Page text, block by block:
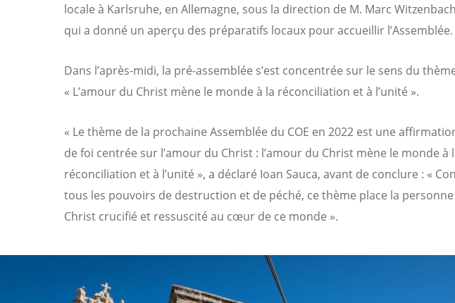
locale à Karlsruhe, en Allemagne, sous la direction de M. Marc
qui a donné un aperçu des préparatifs locaux pour accueillir l’Assemblée.
Dans l’après-midi, la pré-assemblée s’est concentrée sur le sens du
« L’amour du Christ mène le monde à la réconciliation et à l’unité ».
« Le thème de la prochaine Assemblée du COE en 2022 est une
de foi centrée sur l’amour du Christ : l’amour du Christ mène le monde à
réconciliation et à l’unité », a déclaré Ioan Sauca, avant de conclure : «
tous les pouvoirs de destruction et de péché, ce thème place la
Christ crucifié et ressuscité au cœur de ce monde ».